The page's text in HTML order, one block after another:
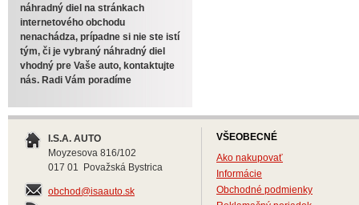
náhradný diel na stránkach
internetového obchodu
nenachádza, prípadne si nie ste istí
tým, či je vybraný náhradný diel
vhodný pre Vaše auto, kontaktujte
nás. Radi Vám poradíme
I.S.A. AUTO
Moyzesova 816/102
017 01 Považská Bystrica
obchod@isaauto.sk
VŠEOBECNÉ
Ako nakupovať
Informácie
Obchodné podmienky